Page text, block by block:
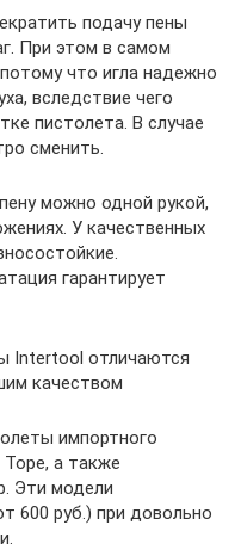
подачу пены
При этом в самом
что игла надежно
вследствие чего
пистолета. В случае
сменить.
можно одной рукой,
У качественных
гарантирует
Intertool отличаются
качеством
импортного
а также
Эти модели
600 руб.) при довольно